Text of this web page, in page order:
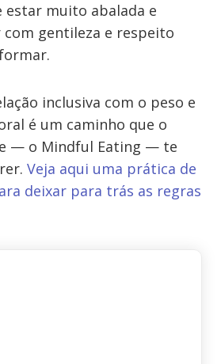
estar muito abalada e
gentileza e respeito
inclusiva com o peso e
é um caminho que o
— o Mindful Eating — te
Veja aqui uma prática de
deixar para trás as regras